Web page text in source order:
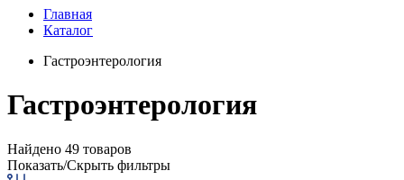
Главная
Каталог
Гастроэнтерология
Гастроэнтерология
Найдено 49 товаров
Показать/Скрыть фильтры